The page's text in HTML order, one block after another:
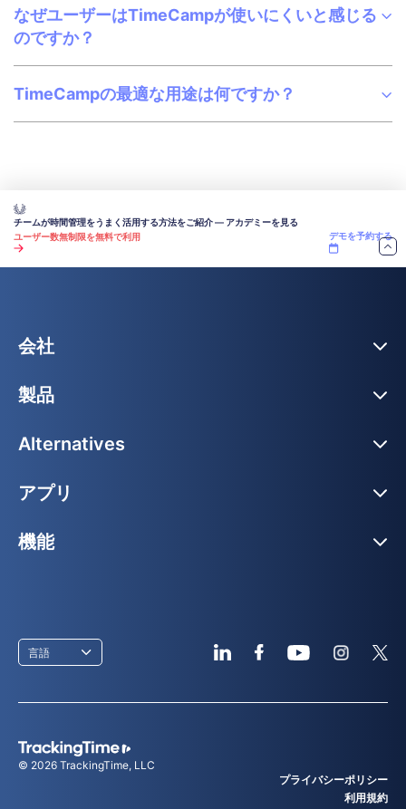
なぜユーザーはTimeCampが使いにくいと感じる
のですか？
TimeCampの最適な用途は何ですか？
チームが時間管理をうまく活用する方法をご紹介 — アカデミーを見る
ユーザー数無制限を無料で利用
デモを予約する
会社
製品
Alternatives
アプリ
機能
© 2026 TrackingTime, LLC
プライバシーポリシー
利用規約
言語